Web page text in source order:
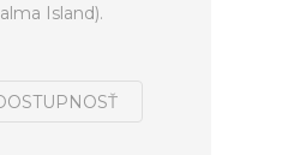
Island).